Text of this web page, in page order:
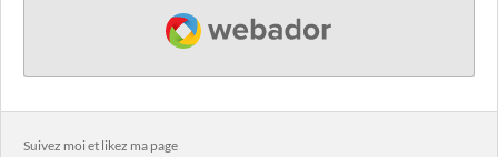
Webador
Suivez moi et likez ma page